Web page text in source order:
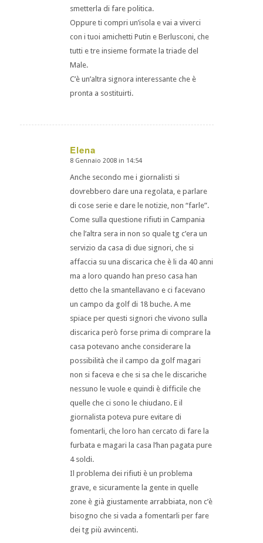
smetterla di fare politica.
Oppure ti compri un’isola e vai a viverci
con i tuoi amichetti Putin e Berlusconi, che
tutti e tre insieme formate la triade del
Male.
C’è un’altra signora interessante che è
pronta a sostituirti.
Elena
dice:
8 Gennaio 2008 in 14:54
Anche secondo me i giornalisti si
dovrebbero dare una regolata, e parlare
di cose serie e dare le notizie, non “farle”.
Come sulla questione rifiuti in Campania
che l’altra sera in non so quale tg c’era un
servizio da casa di due signori, che si
affaccia su una discarica che è li da 40 anni
ma a loro quando han preso casa han
detto che la smantellavano e ci facevano
un campo da golf di 18 buche. A me
spiace per questi signori che vivono sulla
discarica però forse prima di comprare la
casa potevano anche considerare la
possibilità che il campo da golf magari
non si faceva e che si sa che le discariche
nessuno le vuole e quindi è difficile che
quelle che ci sono le chiudano. E il
giornalista poteva pure evitare di
fomentarli, che loro han cercato di fare la
furbata e magari la casa l’han pagata pure
4 soldi.
Il problema dei rifiuti è un problema
grave, e sicuramente la gente in quelle
zone è già giustamente arrabbiata, non c’è
bisogno che si vada a fomentarli per fare
dei tg più avvincenti.